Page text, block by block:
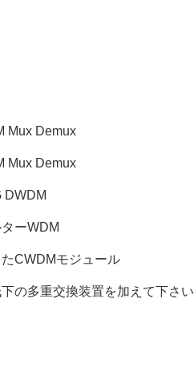
Mux Demux
Mux Demux
DWDM
ーWDM
CWDMモジュール
の多重交換装置を加えて下さい